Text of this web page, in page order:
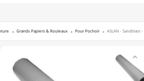
Grands Papiers & Rouleaux Pour Pochoir ASLAN - Sandblast
